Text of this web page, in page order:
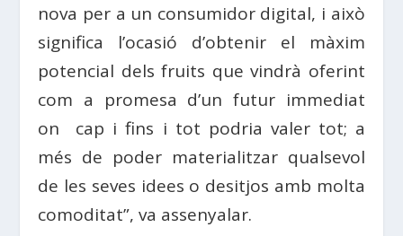
nova per a un consumidor digital, i això
significa l’ocasió d’obtenir el màxim
potencial dels fruits que vindrà oferint
com a promesa d’un futur immediat
on cap i fins i tot podria valer tot; a
més de poder materialitzar qualsevol
de les seves idees o desitjos amb molta
comoditat”, va assenyalar.